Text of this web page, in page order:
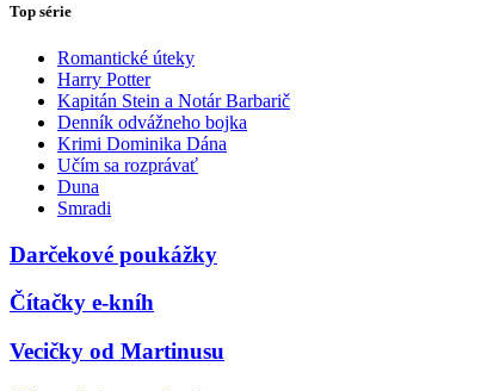
Top série
Romantické úteky
Harry Potter
Kapitán Stein a Notár Barbarič
Denník odvážneho bojka
Krimi Dominika Dána
Učím sa rozprávať
Duna
Smradi
Darčekové poukážky
Čítačky e-kníh
Vecičky od Martinusu